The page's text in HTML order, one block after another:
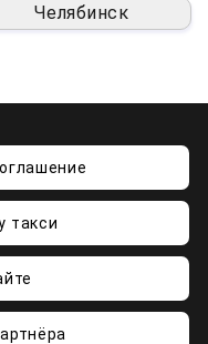
Челябинск
такси